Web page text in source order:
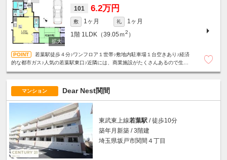
101 6.2万円
敷 1ヶ月 礼
1ヶ月
1階 1LDK（39.05ｍ2 ）
若葉駅徒歩４分♪ワンフロア１世帯♪敷地内駐車場１台空きあり♪経済
的な都市ガス♪人気の若葉駅東口♪近隣には、商業施設がたくさんあるので生活
マンション Dear Nest関間
東武東上線若葉駅 / 徒歩10分
築年月新築 / 3階建
埼玉県坂戸市関間４丁目